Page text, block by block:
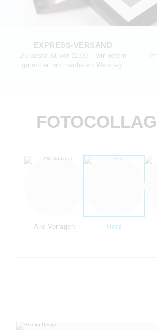
EXPRESS-VERSAND
Du bestellst vor 11:00 – wir liefern
garantiert am nächsten Werktag.
Alle Vorlagen Herz